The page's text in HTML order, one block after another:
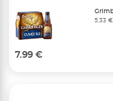
5,33
7.99 €